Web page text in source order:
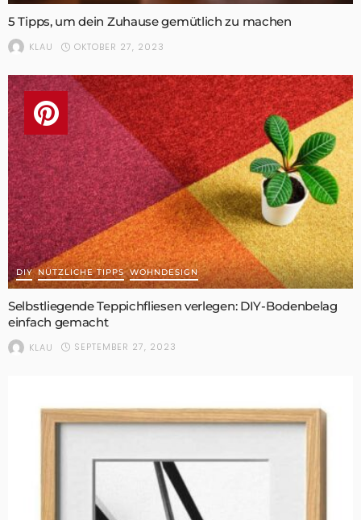
5 Tipps, um dein Zuhause gemütlich zu machen
KLAU OKTOBER 27, 2023
DIY NÜTZLICHE TIPPS WOHNDESIGN
Selbstliegende Teppichfliesen verlegen: DIY-Bodenbelag
einfach gemacht
KLAU SEPTEMBER 27, 2023